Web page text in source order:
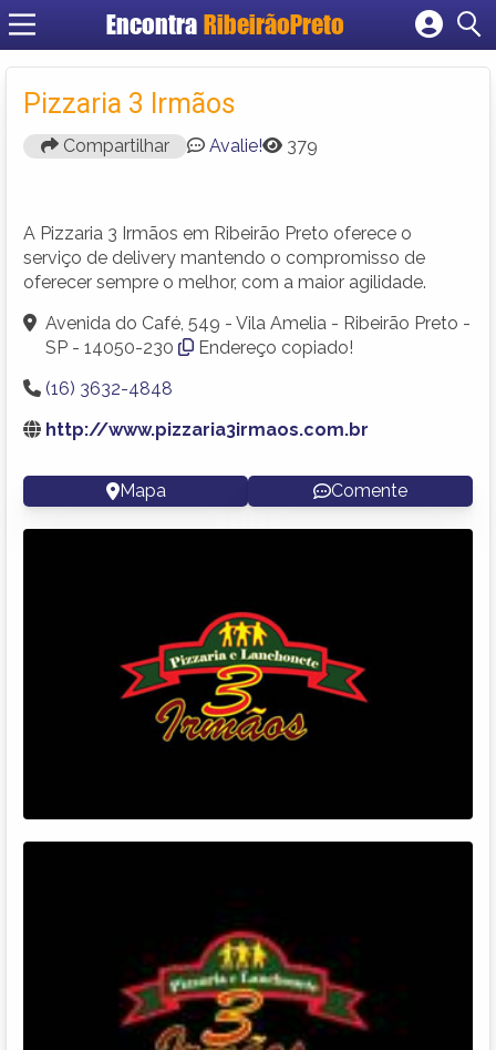
Encontra RibeirãoPreto
Cadastrar empresa
Criar conta
Pizzaria 3 Irmãos
Compartilhar Avalie! 379
A Pizzaria 3 Irmãos em Ribeirão Preto oferece o
serviço de delivery mantendo o compromisso de
oferecer sempre o melhor, com a maior agilidade.
Avenida do Café, 549 - Vila Amelia - Ribeirão Preto -
SP - 14050-230
Endereço copiado!
(16) 3632-4848
http://www.pizzaria3irmaos.com.br
Mapa Comente